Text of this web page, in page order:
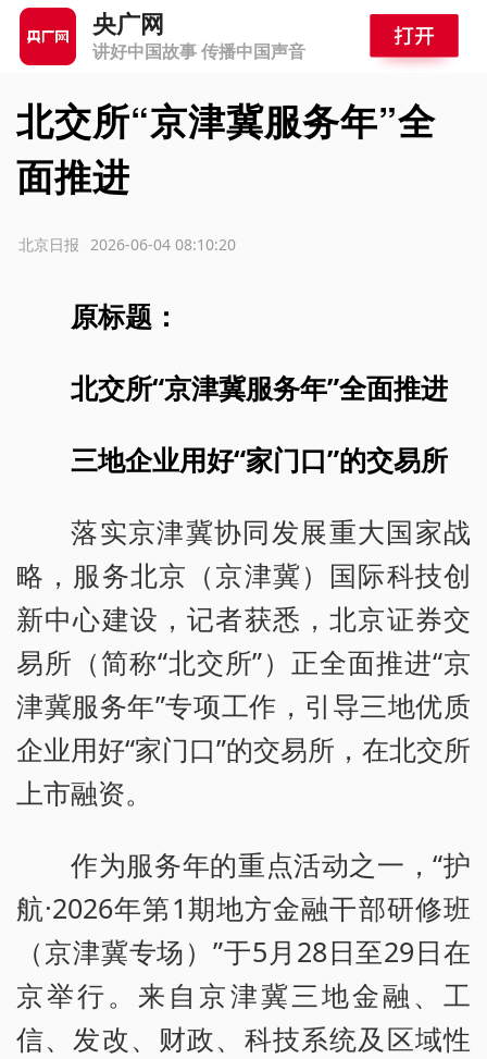
央广网
讲好中国故事 传播中国声音
北交所“京津冀服务年”全
面推进
2026-06-04 08:10:20
北京日报
原标题：
北交所“京津冀服务年”全面推进
三地企业用好“家门口”的交易所
落实京津冀协同发展重大国家战
略，服务北京（京津冀）国际科技创
新中心建设，记者获悉，北京证券交
易所（简称“北交所”）正全面推进“京
津冀服务年”专项工作，引导三地优质
企业用好“家门口”的交易所，在北交所
上市融资。
作为服务年的重点活动之一，“护
航·2026年第1期地方金融干部研修班
（京津冀专场）”于5月28日至29日在
京举行。来自京津冀三地金融、工
信、发改、财政、科技系统及区域性